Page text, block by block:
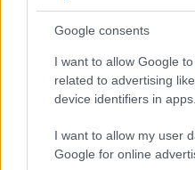
Google consents
I want to allow Google
related to advertising
device identifiers in apps.
I want to allow my user
Google for online
DRKONYHART:
MUFFIN (Muffin
strawberry and
drkuktart•2016. április 25.